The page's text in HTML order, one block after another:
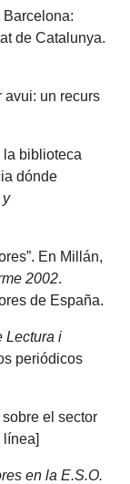
Barcelona:
de Catalunya.
avui: un recurs
la biblioteca
dónde
y
En Millán,
2002.
de España.
Lectura i
periódicos
el sector
en la E.S.O.